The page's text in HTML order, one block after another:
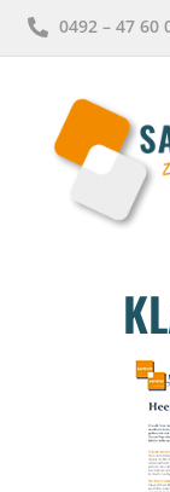
0492 – 47 60